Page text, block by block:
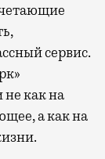
сервис.
не как на
а как на